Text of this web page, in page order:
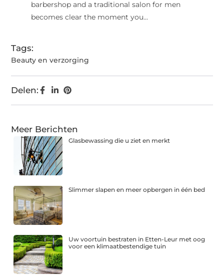
barbershop and a traditional salon for men
becomes clear the moment you...
Tags:
Beauty en verzorging
Delen:
Meer Berichten
Glasbewassing die u ziet en merkt
Slimmer slapen en meer opbergen in één bed
Uw voortuin bestraten in Etten-Leur met oog
voor een klimaatbestendige tuin